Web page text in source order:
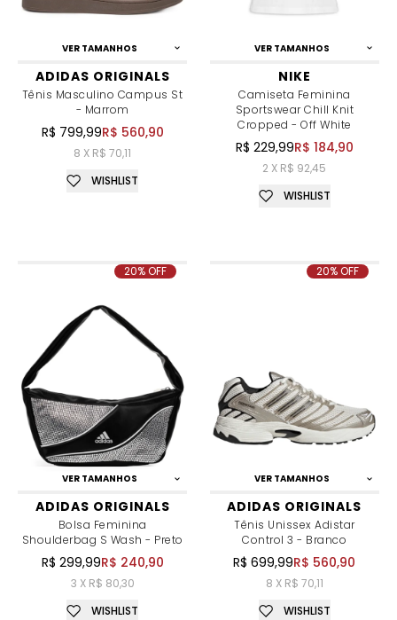
VER TAMANHOS
ADIDAS ORIGINALS
Tênis Masculino Campus St
- Marrom
R$ 799,99R$ 560,90
8 X R$ 70,11
WISHLIST
VER TAMANHOS
NIKE
Camiseta Feminina
Sportswear Chill Knit
Cropped - Off White
R$ 229,99R$ 184,90
2 X R$ 92,45
WISHLIST
VER TAMANHOS
ADIDAS ORIGINALS
Bolsa Feminina
Shoulderbag S Wash - Preto
R$ 299,99R$ 240,90
3 X R$ 80,30
20% OFF
WISHLIST
VER TAMANHOS
ADIDAS ORIGINALS
Tênis Unissex Adistar
Control 3 - Branco
R$ 699,99R$ 560,90
8 X R$ 70,11
20% OFF
WISHLIST